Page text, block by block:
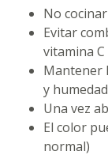
No
Evitar
vitamina C
Mantener
y humedad
Una vez
El color
normal)